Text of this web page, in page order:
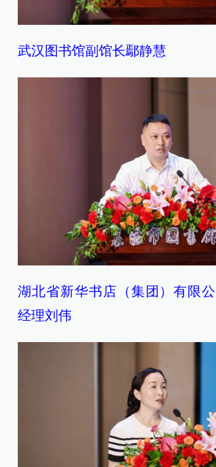
武汉图书馆副馆长鄢静慧
湖北省新华书店（集团）有限
经理刘伟